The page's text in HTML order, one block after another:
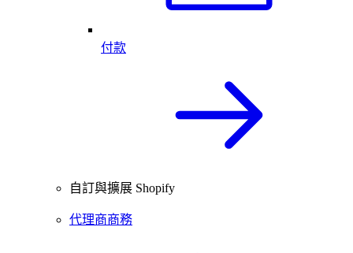
付款
自訂與擴展 Shopify
代理商商務